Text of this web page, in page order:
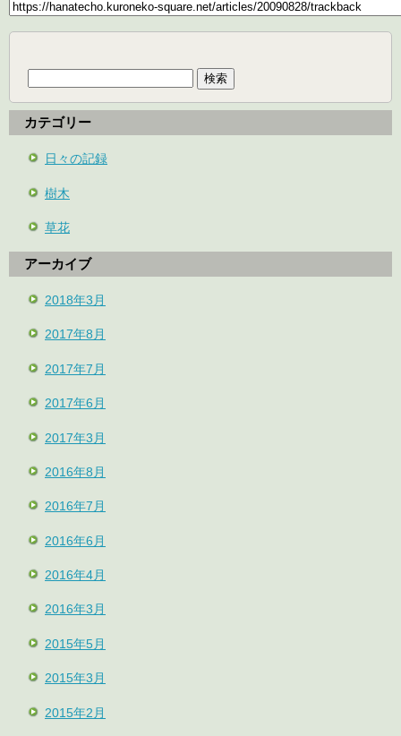
カテゴリー
日々の記録
樹木
草花
アーカイブ
2018年3月
2017年8月
2017年7月
2017年6月
2017年3月
2016年8月
2016年7月
2016年6月
2016年4月
2016年3月
2015年5月
2015年3月
2015年2月